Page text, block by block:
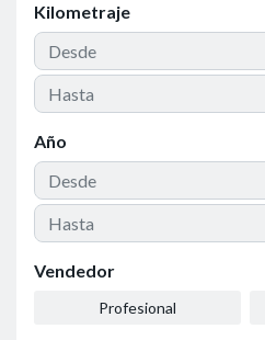
Kilometraje
Año
Vendedor
Profesional